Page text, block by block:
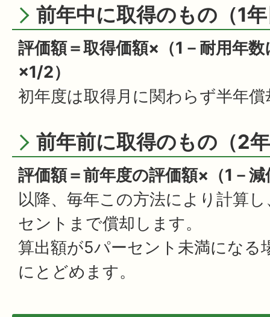
前年中に取得のもの（1
評価額＝取得価額×（1－耐用年
×1/2）
初年度は取得月に関わらず半年
前年前に取得のもの（2
評価額＝前年度の評価額×（1－減
以降、毎年この方法により計算
セントまで償却します。
算出額が5パーセント未満になる
にとどめます。